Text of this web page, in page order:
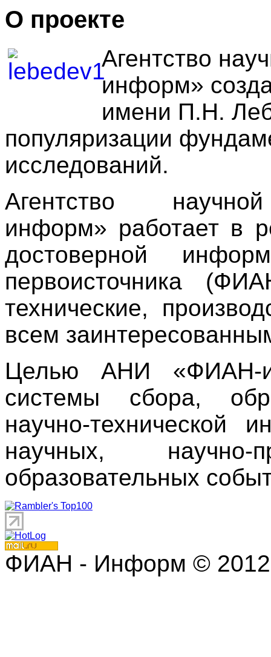
О проекте
Агентство
информ»
имени П.Н.
популяризации
исследований.
Агентство
информ» работает в
достоверной
первоисточника
технические,
всем
Целью АНИ «ФИАН-
системы сбора,
научно-технической
научных,
образовательных
ФИАН - Информ © 2012